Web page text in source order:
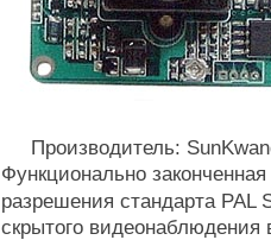
Производитель:
Функционально законченная
разрешения стандарта PAL
скрытого